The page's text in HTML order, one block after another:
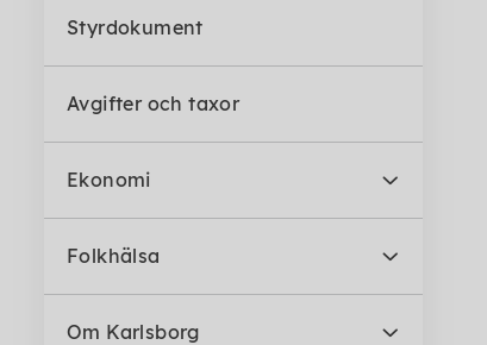
Styrdokument
Avgifter och taxor
Ekonomi
Folkhälsa
Om Karlsborg